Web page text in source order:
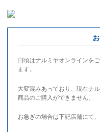
日頃はナルミヤオンラインを
ます。
大変混みあっており、現在ナ
商品のご購入ができません。
お急ぎの場合は下記店舗にて